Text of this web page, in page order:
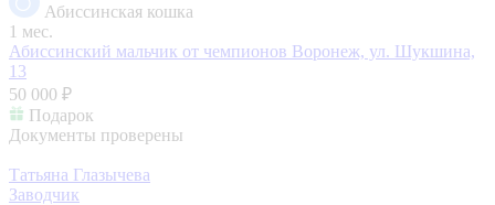
Абиссинская кошка
1 мес.
Абиссинский мальчик от чемпионов Воронеж, ул. Шукшина,
13
50 000 ₽
Подарок
Документы проверены
Татьяна Глазычева
Заводчик